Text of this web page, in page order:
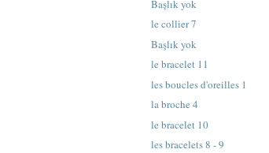
Başlık yok
le collier 7
Başlık yok
le bracelet 11
les boucles d'oreilles 1
la broche 4
le bracelet 10
les bracelets 8 - 9